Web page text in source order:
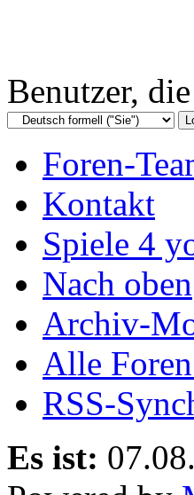
Benutzer,
Foren-
Kontakt
Spiele 4
Nach oben
Archiv-
Alle
RSS-
Es ist: